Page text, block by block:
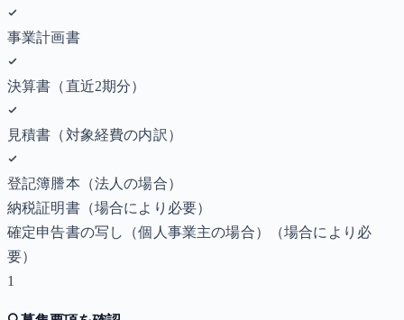
事業計画書
決算書（直近2期分）
見積書（対象経費の内訳）
登記簿謄本（法人の場合）
納税証明書（場合により必要）
確定申告書の写し（個人事業主の場合）
（場合により必
要）
1